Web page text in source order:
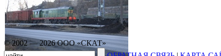
© 2002 — 2026 ООО «СКАТ»